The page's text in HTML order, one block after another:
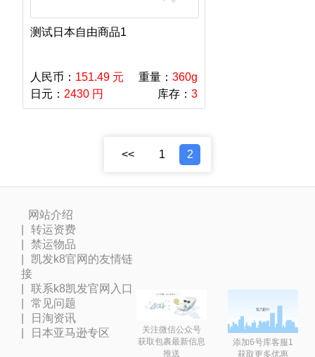
测试日本自由商品1
人民币： 151.49 元 重量： 360g
日元： 2430 円 库存： 3
<< 1 2
网站介绍
转运资费
禁运物品
凯发k8官网的友情链
接
联系k8凯发官网入口
常见问题
日淘资讯
日本亚马逊专区
关注微信公众号
获取包裹最新信息
推送
添加6号库客服1
获取更多优惠